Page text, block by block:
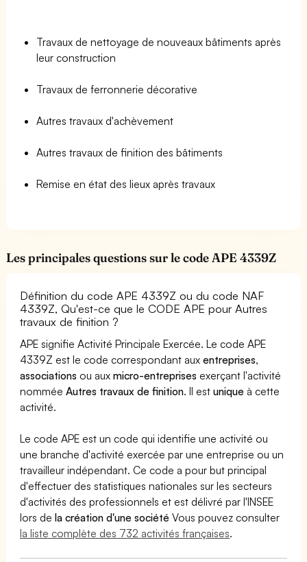
Travaux de nettoyage de nouveaux bâtiments après
leur construction
Travaux de ferronnerie décorative
Autres travaux d'achèvement
Autres travaux de finition des bâtiments
Remise en état des lieux après travaux
Les principales questions sur le code APE 4339Z
Définition du code APE 4339Z ou du code NAF
4339Z, Qu'est-ce que le CODE APE pour Autres
travaux de finition ?
APE signifie Activité Principale Exercée. Le code APE
4339Z est le code correspondant auxentreprises,
associations ou auxmicro-entreprises exerçant l'activité
nomméeAutres travaux de finition. Il estunique à cette
activité.
Le code APE est un code qui identifie une activité ou
une branche d'activité exercée par une entreprise ou un
travailleur indépendant. Ce code a pour but principal
d'effectuer des statistiques nationales sur les secteurs
d'activités des professionnels et est délivré par l'INSEE
lors dela création d'une société Vous pouvez consulter
la liste complète des 732 activités françaises.